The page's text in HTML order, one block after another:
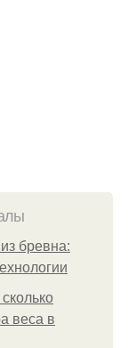
бревна:
веса в